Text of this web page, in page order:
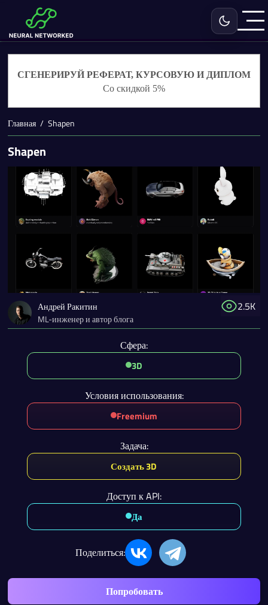
Включить
СГЕНЕРИРУЙ РЕФЕРАТ, КУРСОВУЮ И ДИПЛОМ
Со скидкой 5%
Главная Shapen
Shapen
2.5K
Андрей Ракитин
ML-инженер и автор блога
Сфера:
3D
Условия использования:
Freemium
Задача:
Создать 3D
Доступ к API:
Да
Поделиться:
Попробовать